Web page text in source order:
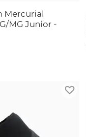
Mercurial
MG Junior -